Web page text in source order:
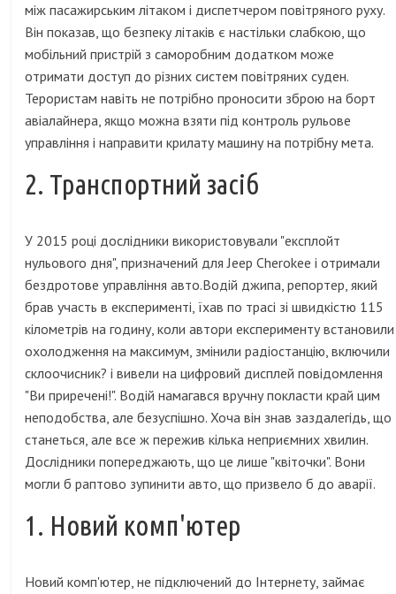
між пасажирським літаком і диспетчером повітряного руху.
Він показав, що безпеку літаків є настільки слабкою, що
мобільний пристрій з саморобним додатком може
отримати доступ до різних систем повітряних суден.
Терористам навіть не потрібно проносити зброю на борт
авіалайнера, якщо можна взяти під контроль рульове
управління і направити крилату машину на потрібну мета.
2. Транспортний засіб
У 2015 році дослідники використовували "експлойт
нульового дня", призначений для Jeep Cherokee і отримали
бездротове управління авто.Водій джипа, репортер, який
брав участь в експерименті, їхав по трасі зі швидкістю 115
кілометрів на годину, коли автори експерименту встановили
охолодження на максимум, змінили радіостанцію, включили
склоочисник? і вивели на цифровий дисплей повідомлення
"Ви приречені!". Водій намагався вручну покласти край цим
неподобства, але безуспішно. Хоча він знав заздалегідь, що
станеться, але все ж пережив кілька неприємних хвилин.
Дослідники попереджають, що це лише "квіточки". Вони
могли б раптово зупинити авто, що призвело б до аварії.
1. Новий комп'ютер
Новий комп'ютер, не підключений до Інтернету, займає